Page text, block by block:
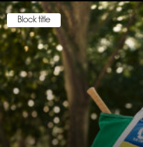
Block title